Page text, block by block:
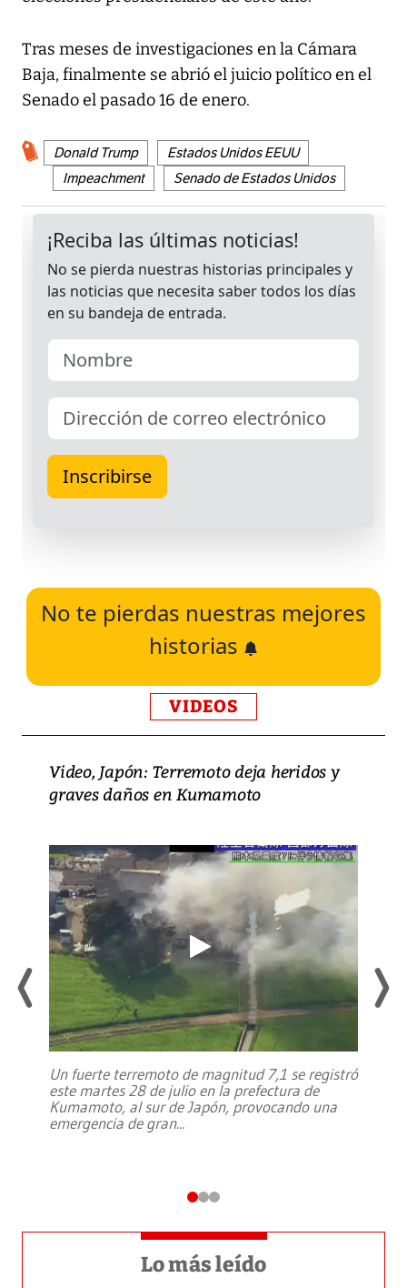
Tras meses de investigaciones en la Cámara
Baja, finalmente se abrió el juicio político en el
Senado el pasado 16 de enero.
Donald Trump
Estados Unidos EEUU
Impeachment
Senado de Estados Unidos
No te pierdas nuestras mejores
historias
VIDEOS
Video, Japón: Terremoto deja heridos y
graves daños en Kumamoto
Un fuerte terremoto de magnitud 7,1 se registró
este martes 28 de julio en la prefectura de
Kumamoto, al sur de Japón, provocando una
emergencia de gran...
Lo más leído